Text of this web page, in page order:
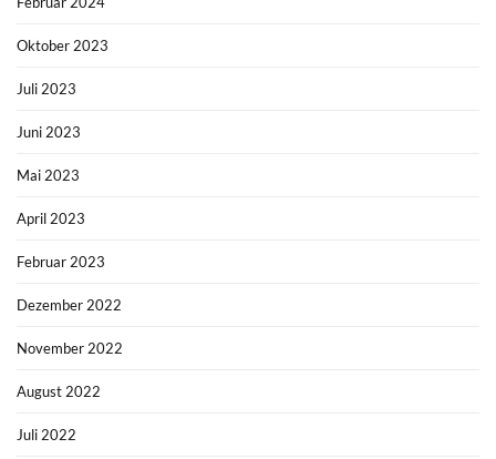
Oktober 2023
Juli 2023
Juni 2023
Mai 2023
April 2023
Februar 2023
Dezember 2022
November 2022
August 2022
Juli 2022